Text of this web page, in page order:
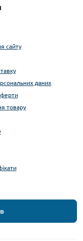
сайту
даних
товару